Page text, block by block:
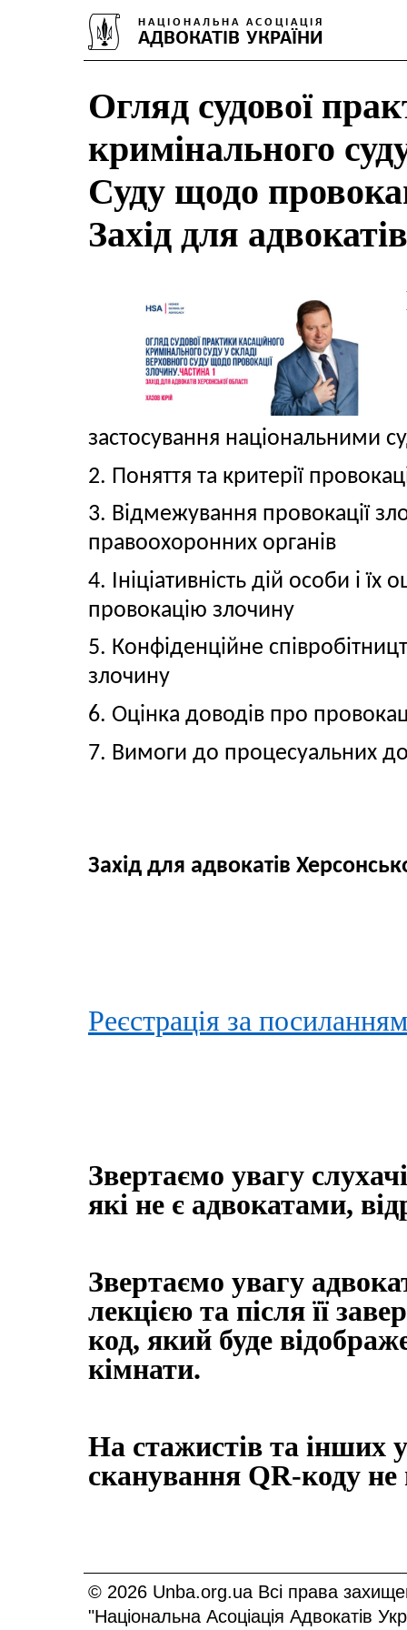
Огляд судової
кримінального
Суду щодо
Захід для
застосування національними
2. Поняття та критерії
3. Відмежування провокації
правоохоронних органів
4. Ініціативність дій особи і їх
провокацію злочину
5. Конфіденційне
злочину
6. Оцінка доводів про
7. Вимоги до процесуальних
Захід для адвокатів Херсон
Реєстрація за посиланням
Звертаємо увагу
які не є адвокатами,
Звертаємо увагу
лекцією та після її
код, який буде
кімнати.
На стажистів та інших
сканування QR-коду
© 2026 Unba.org.ua Всі права
"Національна Асоціація Адвокатів